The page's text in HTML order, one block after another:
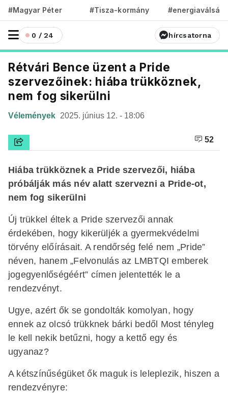
#Magyar Péter #Tisza-kormány #energiaválság
0 / 24 hírcsatorna
Rétvári Bence üzent a Pride
szervezőinek: hiába trükköznek,
nem fog sikerülni
Vélemények 2025. június 12. - 18:06
52
Hiába trükköznek a Pride szervezői, hiába
próbálják más név alatt szervezni a Pride-ot,
nem fog sikerülni
Új trükkel éltek a Pride szervezői annak
érdekében, hogy kikerüljék a gyermekvédelmi
törvény előírásait. A rendőrség felé nem „Pride”
néven, hanem „Felvonulás az LMBTQI emberek
jogegyenlőségéért” címen jelentették le a
rendezvényt.
Ugye, azért ők se gondolták komolyan, hogy
ennek az olcsó trükknek bárki bedől Most tényleg
le kell nekik betűzni, hogy a kettő egy és
ugyanaz?
A kétszínűségüket ők maguk is leleplezik, hiszen a
rendezvényre: